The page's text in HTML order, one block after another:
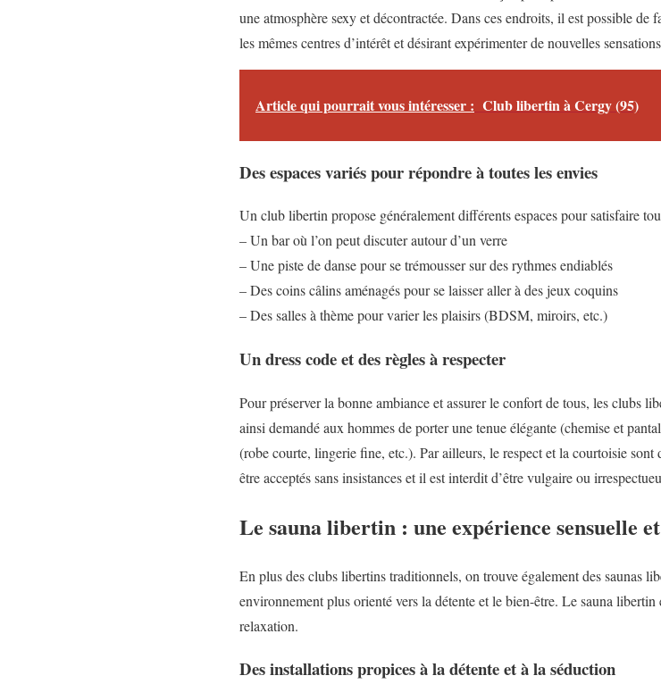
une atmosphère sexy et décontractée. Dans ces endroits, il est possible de
les mêmes centres d’intérêt et désirant expérimenter de nouvelles
Article qui pourrait vous intéresser : Club libertin à Cergy (95)
Des espaces variés pour répondre à toutes les envies
Un club libertin propose généralement différents espaces pour satisfaire
– Un bar où l’on peut discuter autour d’un verre
– Une piste de danse pour se trémousser sur des rythmes endiablés
– Des coins câlins aménagés pour se laisser aller à des jeux coquins
– Des salles à thème pour varier les plaisirs (BDSM, miroirs, etc.)
Un dress code et des règles à respecter
Pour préserver la bonne ambiance et assurer le confort de tous, les clubs
ainsi demandé aux hommes de porter une tenue élégante (chemise et
(robe courte, lingerie fine, etc.). Par ailleurs, le respect et la courtoisie sont
être acceptés sans insistances et il est interdit d’être vulgaire ou
Le sauna libertin : une expérience sensuelle
En plus des clubs libertins traditionnels, on trouve également des saunas
environnement plus orienté vers la détente et le bien-être. Le sauna
relaxation.
Des installations propices à la détente et à la séduction